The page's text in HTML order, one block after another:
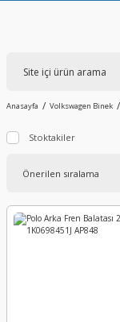
Anasayfa Volkswagen Binek
Stoktakiler